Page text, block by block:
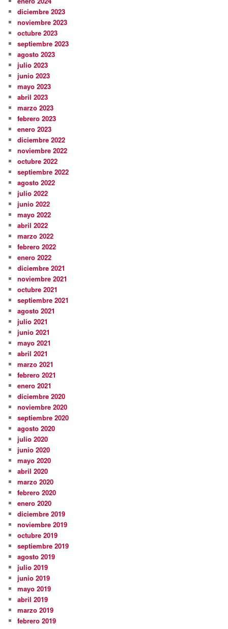
diciembre 2023
noviembre 2023
octubre 2023
septiembre 2023
agosto 2023
julio 2023
junio 2023
mayo 2023
abril 2023
marzo 2023
febrero 2023
enero 2023
diciembre 2022
noviembre 2022
octubre 2022
septiembre 2022
agosto 2022
julio 2022
junio 2022
mayo 2022
abril 2022
marzo 2022
febrero 2022
enero 2022
diciembre 2021
noviembre 2021
octubre 2021
septiembre 2021
agosto 2021
julio 2021
junio 2021
mayo 2021
abril 2021
marzo 2021
febrero 2021
enero 2021
diciembre 2020
noviembre 2020
septiembre 2020
agosto 2020
julio 2020
junio 2020
mayo 2020
abril 2020
marzo 2020
febrero 2020
enero 2020
diciembre 2019
noviembre 2019
octubre 2019
septiembre 2019
agosto 2019
julio 2019
junio 2019
mayo 2019
abril 2019
marzo 2019
febrero 2019